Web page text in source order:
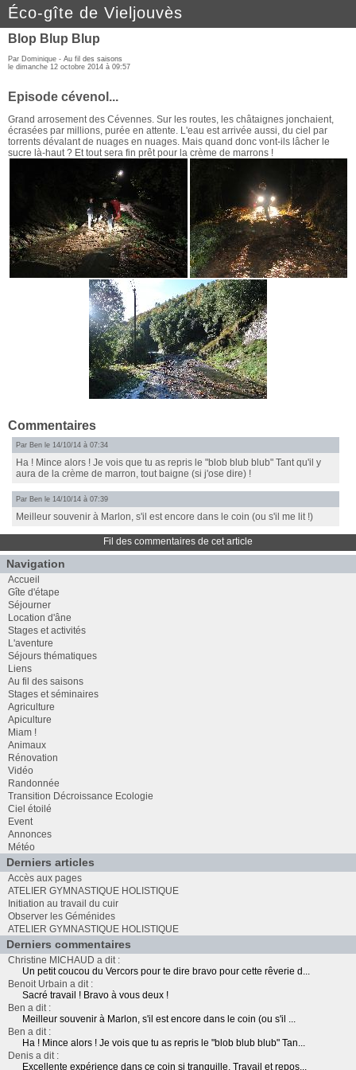
Éco-gîte de Vieljouvès
Blop Blup Blup
Par Dominique - Au fil des saisons
le dimanche 12 octobre 2014 à 09:57
Episode cévenol...
Grand arrosement des Cévennes. Sur les routes, les châtaignes jonchaient,
écrasées par millions, purée en attente. L'eau est arrivée aussi, du ciel par
torrents dévalant de nuages en nuages. Mais quand donc vont-ils lâcher le
sucre là-haut ? Et tout sera fin prêt pour la crème de marrons !
Commentaires
Par Ben le 14/10/14 à 07:34
Ha ! Mince alors ! Je vois que tu as repris le "blob blub blub" Tant qu'il y
aura de la crème de marron, tout baigne (si j'ose dire) !
Par Ben le 14/10/14 à 07:39
Meilleur souvenir à Marlon, s'il est encore dans le coin (ou s'il me lit !)
Fil des commentaires de cet article
Navigation
Accueil
Gîte d'étape
Séjourner
Location d'âne
Stages et activités
L'aventure
Séjours thématiques
Liens
Au fil des saisons
Stages et séminaires
Agriculture
Apiculture
Miam !
Animaux
Rénovation
Vidéo
Randonnée
Transition Décroissance Ecologie
Ciel étoilé
Event
Annonces
Météo
Derniers articles
Accès aux pages
ATELIER GYMNASTIQUE HOLISTIQUE
Initiation au travail du cuir
Observer les Géménides
ATELIER GYMNASTIQUE HOLISTIQUE
Derniers commentaires
Christine MICHAUD a dit :
Un petit coucou du Vercors pour te dire bravo pour cette rêverie d...
Benoit Urbain a dit :
Sacré travail ! Bravo à vous deux !
Ben a dit :
Meilleur souvenir à Marlon, s'il est encore dans le coin (ou s'il ...
Ben a dit :
Ha ! Mince alors ! Je vois que tu as repris le "blob blub blub" Tan...
Denis a dit :
Excellente expérience dans ce coin si tranquille. Travail et repos...